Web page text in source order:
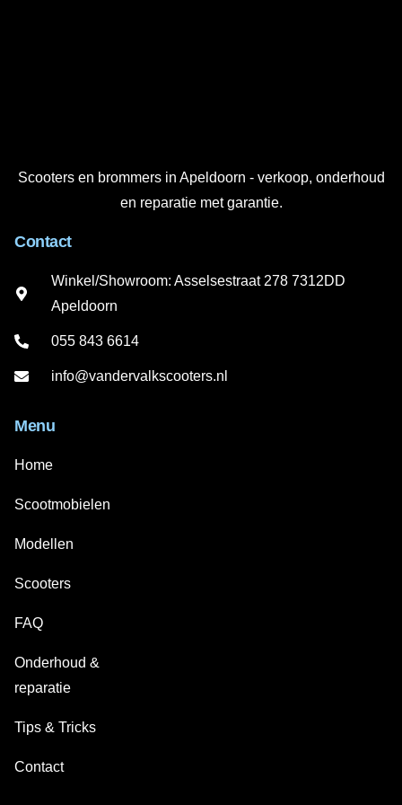
Scooters en brommers in Apeldoorn - verkoop, onderhoud
en reparatie met garantie.
Contact
Winkel/Showroom: Asselsestraat 278 7312DD
Apeldoorn
055 843 6614
info@vandervalkscooters.nl
Menu
Home
Scootmobielen
Modellen
Scooters
FAQ
Onderhoud &
reparatie
Tips & Tricks
Contact